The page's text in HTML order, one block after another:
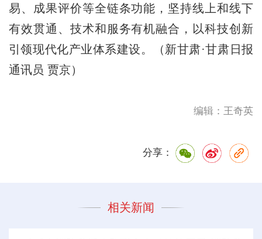
易、成果评价等全链条功能，坚持线上和线下
有效贯通、技术和服务有机融合，以科技创新
引领现代化产业体系建设。（新甘肃·甘肃日报
通讯员 贾京）
编辑：王奇英
分享：
相关新闻